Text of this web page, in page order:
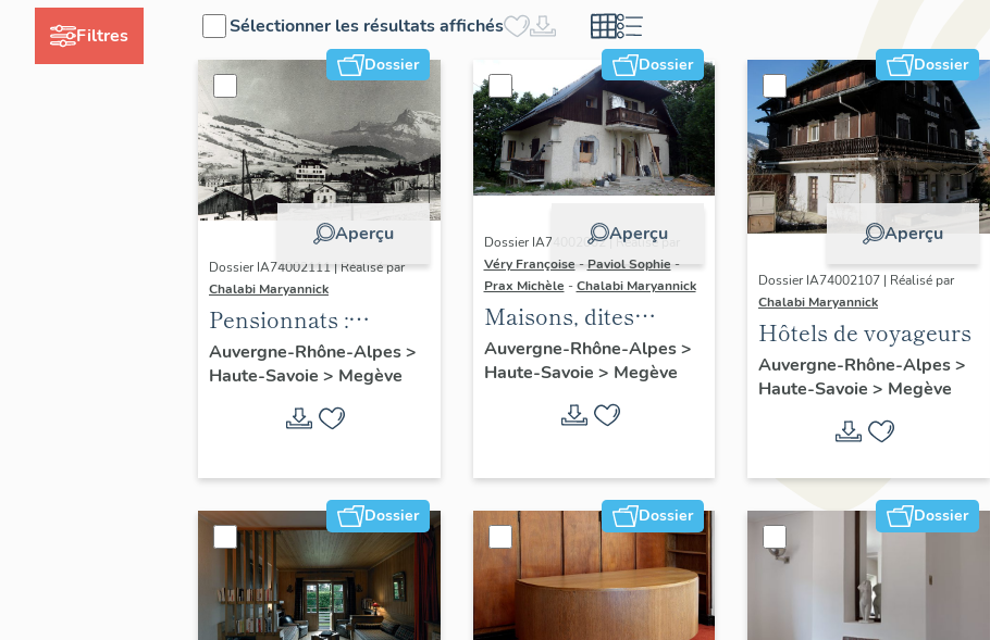
Filtres Sélectionner les résultats affichés
Dossier
Aperçu
Dossier IA74002111 | Réalisé par
Chalabi Maryannick
Pensionnats :
maisons d'enfants
Auvergne-Rhône-Alpes>
Haute-Savoie > Megève
Dossier
Aperçu
Dossier IA74002002 | Réalisé par
Véry Françoise -Paviol Sophie -
Prax Michèle -Chalabi Maryannick
Maisons, dites
chalets
Auvergne-Rhône-Alpes>
Haute-Savoie > Megève
Dossier
Aperçu
Dossier IA74002107 | Réalisé par
Chalabi Maryannick
Hôtels de voyageurs
Auvergne-Rhône-Alpes>
Haute-Savoie > Megève
Dossier Dossier Dossier